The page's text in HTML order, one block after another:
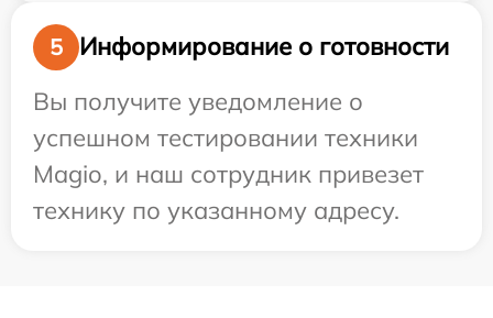
5
Информирование о готовности
Вы получите уведомление о
успешном тестировании техники
Magio, и наш сотрудник привезет
технику по указанному адресу.